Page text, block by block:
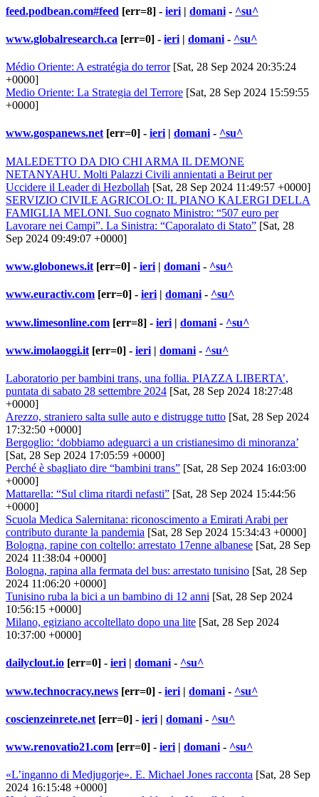
feed.podbean.com#feed [err=8] - ieri | domani - ^su^
www.globalresearch.ca [err=0] - ieri | domani - ^su^
Médio Oriente: A estratégia do terror[Sat, 28 Sep 2024 20:35:24
+0000]
Medio Oriente: La Strategia del Terrore [Sat, 28 Sep 2024 15:59:55
+0000]
www.gospanews.net[err=0] - ieri| domani- ^su^
MALEDETTO DA DIO CHI ARMA IL DEMONE
NETANYAHU. Molti Palazzi Civili annientati a Beirut per
Uccidere il Leader di Hezbollah [Sat, 28 Sep 2024 11:49:57 +0000]
SERVIZIO CIVILE AGRICOLO: IL PIANO KALERGI DELLA
FAMIGLIA MELONI. Suo cognato Ministro: “507 euro per
Lavorare nei Campi”. La Sinistra: “Caporalato di Stato” [Sat, 28
Sep 2024 09:49:07 +0000]
www.globonews.it [err=0] - ieri | domani - ^su^
www.euractiv.com [err=0] - ieri | domani - ^su^
www.limesonline.com [err=8] - ieri | domani - ^su^
www.imolaoggi.it [err=0] - ieri | domani - ^su^
Laboratorio per bambini trans, una follia. PIAZZA LIBERTA’,
puntata di sabato 28 settembre 2024 [Sat, 28 Sep 2024 18:27:48
+0000]
Arezzo, straniero salta sulle auto e distrugge tutto [Sat, 28 Sep 2024
17:32:50 +0000]
Bergoglio: ‘dobbiamo adeguarci a un cristianesimo di minoranza’
[Sat, 28 Sep 2024 17:05:59 +0000]
Perché è sbagliato dire “bambini trans” [Sat, 28 Sep 2024 16:03:00
+0000]
Mattarella: “Sul clima ritardi nefasti” [Sat, 28 Sep 2024 15:44:56
+0000]
Scuola Medica Salernitana: riconoscimento a Emirati Arabi per
contributo durante la pandemia [Sat, 28 Sep 2024 15:34:43 +0000]
Bologna, rapine con coltello: arrestato 17enne albanese [Sat, 28 Sep
2024 11:38:04 +0000]
Bologna, rapina alla fermata del bus: arrestato tunisino [Sat, 28 Sep
2024 11:06:20 +0000]
Tunisino ruba la bici a un bambino di 12 anni [Sat, 28 Sep 2024
10:56:15 +0000]
Milano, egiziano accoltellato dopo una lite [Sat, 28 Sep 2024
10:37:00 +0000]
dailyclout.io [err=0] - ieri | domani - ^su^
www.technocracy.news [err=0] - ieri | domani - ^su^
coscienzeinrete.net [err=0] - ieri | domani - ^su^
www.renovatio21.com [err=0] - ieri | domani - ^su^
«L’inganno di Medjugorje». E. Michael Jones racconta [Sat, 28 Sep
2024 16:15:48 +0000]